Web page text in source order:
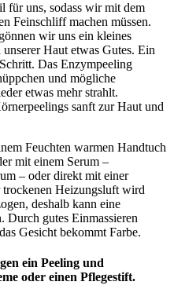
für uns, sodass wir mit dem
Feinschliff machen müssen.
wir uns ein kleines
Haut etwas Gutes. Ein
Das Enzympeeling
und mögliche
etwas mehr strahlt.
sanft zur Haut und
Feuchten warmen Handtuch
mit einem Serum –
– oder direkt mit einer
trockenen Heizungsluft wird
deshalb kann eine
Durch gutes Einmassieren
Gesicht bekommt Farbe.
ein Peeling und
oder einen Pflegestift.